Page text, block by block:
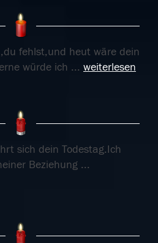
fehlst,und heut wäre dein
würde ich ... weiterlesen
sich dein Todestag.Ich
Beziehung ...